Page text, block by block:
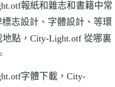
報紙和雜志和書籍中常
志設計、字體設計、等環
點，City-Light.otf 從哪裏
字體下載，City-